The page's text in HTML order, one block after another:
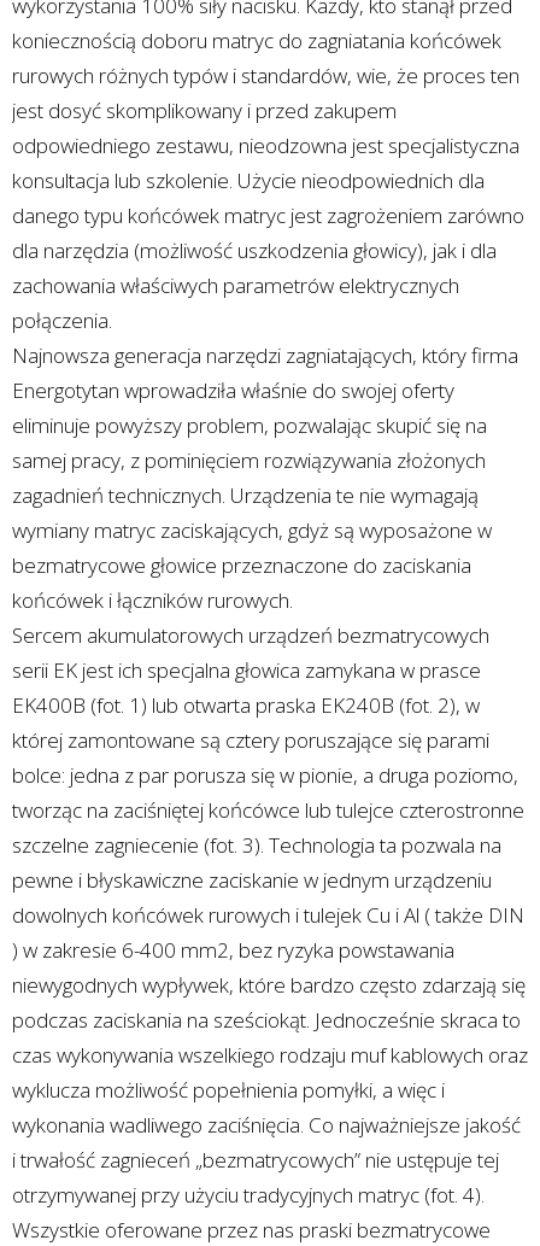
wykorzystania 100% siły nacisku. Każdy, kto stanął przed
koniecznością doboru matryc do zagniatania końcówek
rurowych różnych typów i standardów, wie, że proces ten
jest dosyć skomplikowany i przed zakupem
odpowiedniego zestawu, nieodzowna jest specjalistyczna
konsultacja lub szkolenie. Użycie nieodpowiednich dla
danego typu końcówek matryc jest zagrożeniem zarówno
dla narzędzia (możliwość uszkodzenia głowicy), jak i dla
zachowania właściwych parametrów elektrycznych
połączenia.
Najnowsza generacja narzędzi zagniatających, który firma
Energotytan wprowadziła właśnie do swojej oferty
eliminuje powyższy problem, pozwalając skupić się na
samej pracy, z pominięciem rozwiązywania złożonych
zagadnień technicznych. Urządzenia te nie wymagają
wymiany matryc zaciskających, gdyż są wyposażone w
bezmatrycowe głowice przeznaczone do zaciskania
końcówek i łączników rurowych.
Sercem akumulatorowych urządzeń bezmatrycowych
serii EK jest ich specjalna głowica zamykana w prasce
EK400B (fot. 1) lub otwarta praska EK240B (fot. 2), w
której zamontowane są cztery poruszające się parami
bolce: jedna z par porusza się w pionie, a druga poziomo,
tworząc na zaciśniętej końcówce lub tulejce czterostronne
szczelne zagniecenie (fot. 3). Technologia ta pozwala na
pewne i błyskawiczne zaciskanie w jednym urządzeniu
dowolnych końcówek rurowych i tulejek Cu i Al ( także DIN
) w zakresie 6-400 mm2, bez ryzyka powstawania
niewygodnych wypływek, które bardzo często zdarzają się
podczas zaciskania na sześciokąt. Jednocześnie skraca to
czas wykonywania wszelkiego rodzaju muf kablowych oraz
wyklucza możliwość popełnienia pomyłki, a więc i
wykonania wadliwego zaciśnięcia. Co najważniejsze jakość
i trwałość zagnieceń „bezmatrycowych” nie ustępuje tej
otrzymywanej przy użyciu tradycyjnych matryc (fot. 4).
Wszystkie oferowane przez nas praski bezmatrycowe